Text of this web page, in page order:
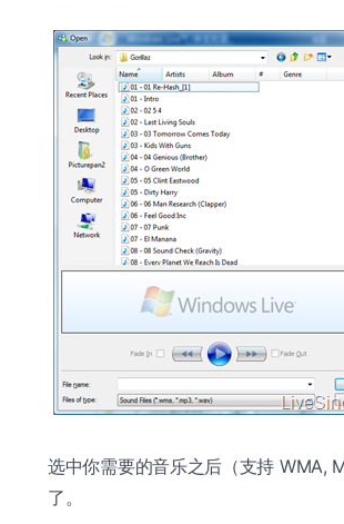
选中你需要的音乐之后（支持 WMA,
了。